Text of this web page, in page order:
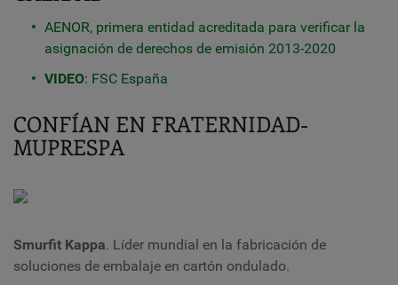
AENOR, primera entidad acreditada para verificar la
asignación de derechos de emisión 2013-2020
VIDEO: FSC España
CONFÍAN EN FRATERNIDAD-
MUPRESPA
Smurfit Kappa. Líder mundial en la fabricación de
soluciones de embalaje en cartón ondulado.